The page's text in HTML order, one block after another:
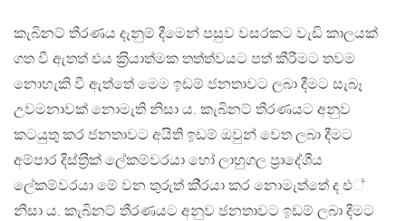
කැබිනට් තීරණය දැනුම් දීමෙන් පසුව වසරකට වැඩි කාලයක්
ගත වී ඇතත් එය ක‍්‍රියාත්මක තත්ත්වයට පත් කීරීමට තවම
නොහැකි වී ඇත්තේ මෙම ඉඩම් ජනතාවට ලබා දීමට සැබෑ
උවමනාවක් නොමැති නිසා ය. කැබිනට් තීරණයට අනුව
කටයුතු කර ජනතාවට අයිති ඉඩම් ඔවුන් වෙත ලබා දීමට
අම්පාර දිස්ත‍්‍රික් ලේකම්වරයා හෝ ලාහුගල ප‍්‍රාදේශීය
ලේකම්වරයා මේ වන තුරුත් කි‍්‍රයා කර නොමැත්තේ ද එ්
නිසා ය. කැබිනට් තීරණයට අනුව ජනතාවට ඉඩම් ලබා දීමට